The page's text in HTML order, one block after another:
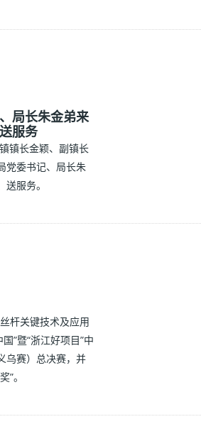
局长朱金弟来
服务
镇长金颖、副镇长
党委书记、局长朱
服务。
杆关键技术及应用
”暨“浙江好项目”中
乌赛）总决赛，并
”。